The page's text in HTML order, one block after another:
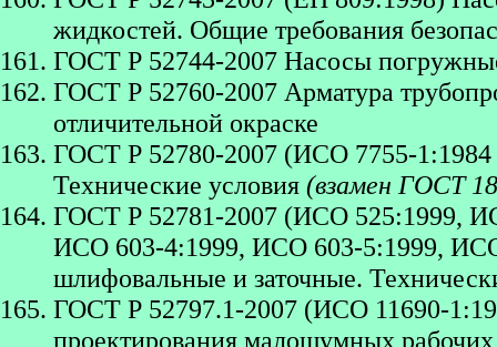
жидкостей. Общие требования
ГОСТ Р 52744-2007 Насосы
ГОСТ Р 52760-2007 Арматура
отличительной окраске
ГОСТ Р 52780-2007 (ИСО 7755-
Технические условия (взамен ГОСТ
ГОСТ Р 52781-2007 (ИСО 525:1999,
ИСО 603-4:1999, ИСО 603-5:1999,
шлифовальные и заточные.
ГОСТ Р 52797.1-2007 (ИСО 11690-
проектирования малошумных